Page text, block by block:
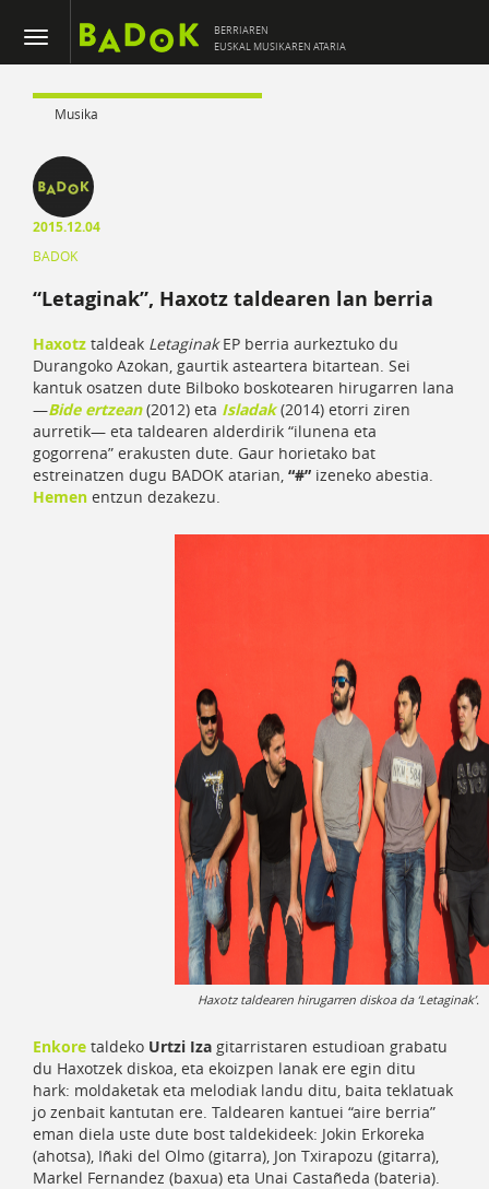
BERRIAREN
EUSKAL MUSIKAREN ATARIA
Musika
2015.12.04
BADOK
“Letaginak”, Haxotz taldearen lan berria
Haxotz taldeak LetaginakEP berria aurkeztuko du
Durangoko Azokan, gaurtik asteartera bitartean. Sei
kantuk osatzen dute Bilboko boskotearen hirugarren lana
—Bide ertzean(2012) eta Isladak(2014) etorri ziren
aurretik— eta taldearen alderdirik “ilunena eta
gogorrena” erakusten dute. Gaur horietako bat
estreinatzen dugu BADOK atarian, “#” izeneko abestia.
Hemen entzun dezakezu.
Haxotz taldearen hirugarren diskoa da ‘Letaginak’.
Enkore taldeko Urtzi Iza gitarristaren estudioan grabatu
du Haxotzek diskoa, eta ekoizpen lanak ere egin ditu
hark: moldaketak eta melodiak landu ditu, baita teklatuak
jo zenbait kantutan ere. Taldearen kantuei “aire berria”
eman diela uste dute bost taldekideek: Jokin Erkoreka
(ahotsa), Iñaki del Olmo (gitarra), Jon Txirapozu (gitarra),
Markel Fernandez (baxua) eta Unai Castañeda (bateria).